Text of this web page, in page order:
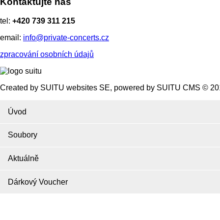
tel: +420 739 311 215
email: info@private-concerts.cz
zpracování osobních údajů
Created by SUITU websites SE, powered by SUITU CMS ©
Úvod
Soubory
Aktuálně
Dárkový Voucher